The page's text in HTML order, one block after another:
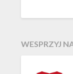
WESPRZYJ